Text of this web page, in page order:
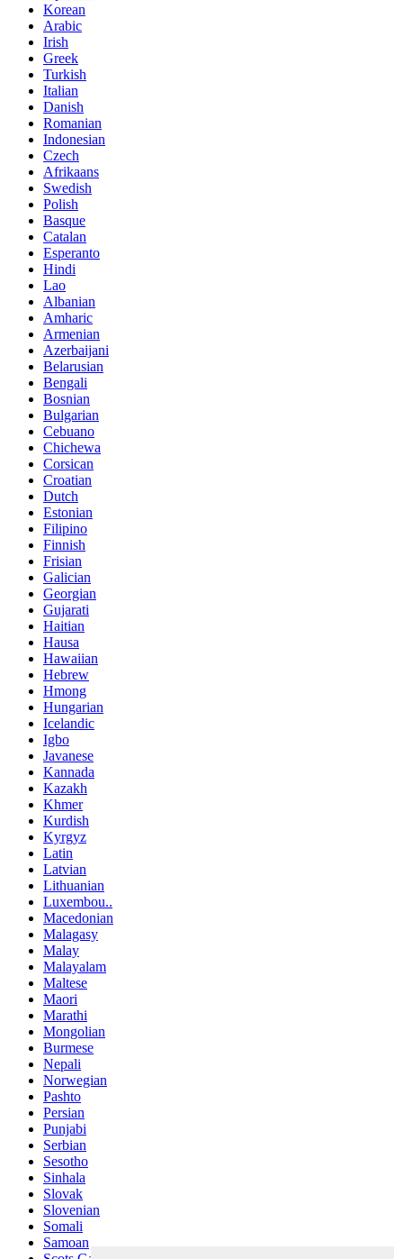
Korean
Arabic
Irish
Greek
Turkish
Italian
Danish
Romanian
Indonesian
Czech
Afrikaans
Swedish
Polish
Basque
Catalan
Esperanto
Hindi
Lao
Albanian
Amharic
Armenian
Azerbaijani
Belarusian
Bengali
Bosnian
Bulgarian
Cebuano
Chichewa
Corsican
Croatian
Dutch
Estonian
Filipino
Finnish
Frisian
Galician
Georgian
Gujarati
Haitian
Hausa
Hawaiian
Hebrew
Hmong
Hungarian
Icelandic
Igbo
Javanese
Kannada
Kazakh
Khmer
Kurdish
Kyrgyz
Latin
Latvian
Lithuanian
Luxembou..
Macedonian
Malagasy
Malay
Malayalam
Maltese
Maori
Marathi
Mongolian
Burmese
Nepali
Norwegian
Pashto
Persian
Punjabi
Serbian
Sesotho
Sinhala
Slovak
Slovenian
Somali
Samoan